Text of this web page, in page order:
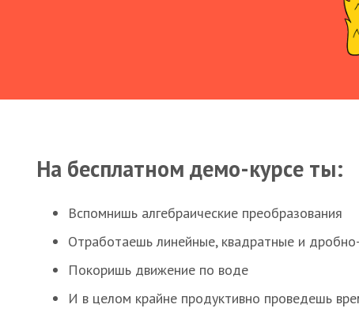
На бесплатном демо-курсе ты:
Вспомнишь алгебраические преобразования
Отработаешь линейные, квадратные и
Покоришь движение по воде
И в целом крайне продуктивно проведешь